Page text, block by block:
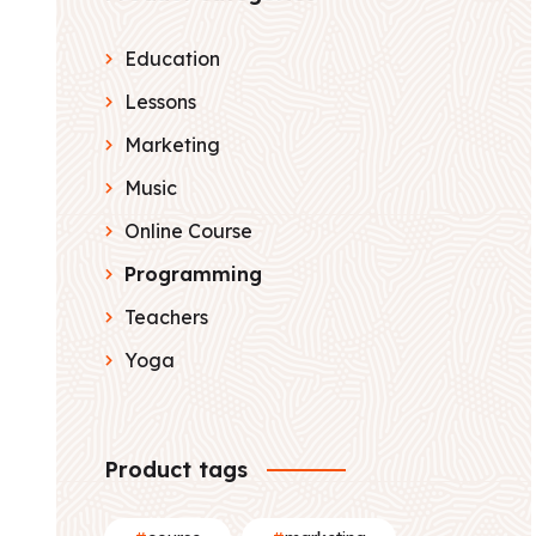
Education
Lessons
Marketing
Music
Online Course
Programming
Teachers
Yoga
Product tags